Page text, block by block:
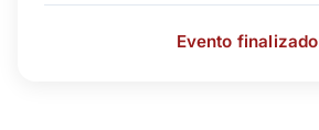
Evento finalizado